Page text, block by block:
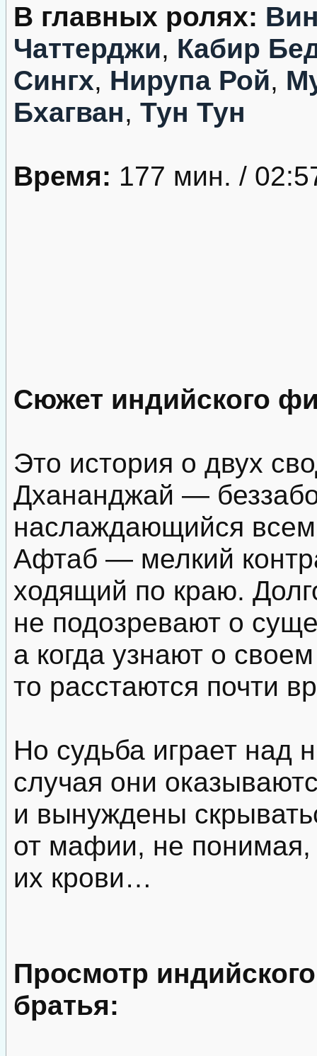
В главных ролях:
Чаттерджи, Кабир
Сингх, Нирупа Рой,
Бхагван, Тун Тун
Время: 177 мин. /
Сюжет индийского
Это история о двух
Дхананджай —
наслаждающийся
Афтаб — мелкий
ходящий по краю.
не подозревают о
а когда узнают о
то расстаются почти
Но судьба играет над
случая они
и вынуждены
от мафии, не понимая,
их крови…
Просмотр
братья: